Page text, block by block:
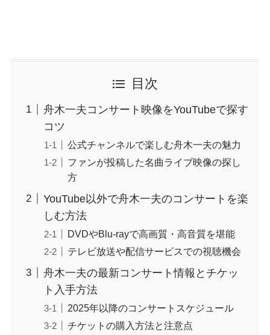
目次
舟木一夫コンサート映像をYouTubeで探す
コツ
公式チャンネルで楽しむ舟木一夫の魅力
ファンが投稿した名曲ライブ映像の探し
方
YouTube以外で舟木一夫のコンサートを楽
しむ方法
DVDやBlu-rayで高画質・高音質を堪能
テレビ放送や配信サービスでの視聴機会
舟木一夫の最新コンサート情報とチケッ
ト入手方法
2025年以降のコンサートスケジュール
チケットの購入方法と注意点